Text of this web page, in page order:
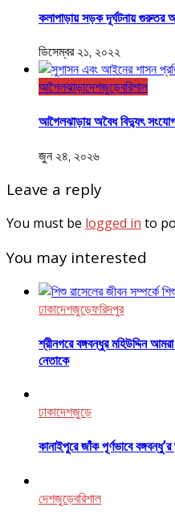
কলাপাড়ায় সড়ক দূর্ঘটনায় গুরুতর
ডিসেম্বর ২১, ২০২২
আগৈলঝাড়াদেশজুড়েবরিশাল
আগৈলঝাড়ায় অবৈধ বিদ্যুৎ
জুন ২৪, ২০২৬
Leave a reply
You must be logged in to
You may interested
ঢাকাদেশজুড়েফরিদপুর
শ্রীনগরে বঙ্গবন্ধুর মহিউদ্দিন
নেতাকে
ঢাকাদেশজুড়ে
কানাইপুরে জাঁক পূর্ণভাবে
দেশজুড়েবরিশাল